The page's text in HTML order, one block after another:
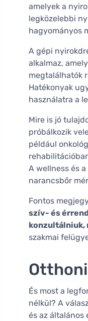
amelyek a
legközelebbi
hagyományos
A gépi
alkalmaz,
megtalálhatók
Hatékonyak
használatra a
Mire is jó
próbálkozik
például
A wellness és
narancsbőr
Fontos
szív- és
konzultálniuk,
szakmai
És most a
nélkül? A
és az